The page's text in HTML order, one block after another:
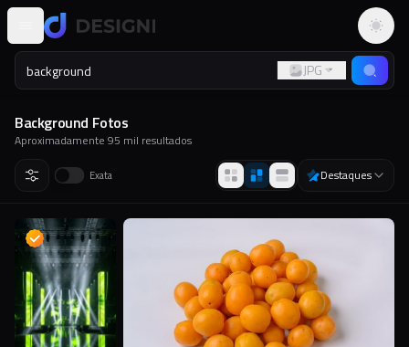
JPG
Background Fotos
Aproximadamente 95 mil resultados
Exata Destaques